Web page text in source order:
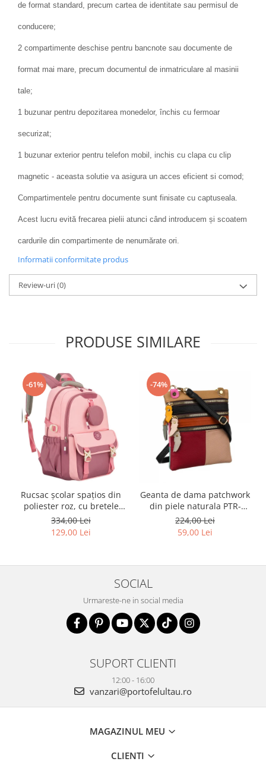
de format standard, precum cartea de identitate sau permisul de
conducere;
2 compartimente deschise pentru bancnote sau documente de
format mai mare, precum documentul de inmatriculare al masinii
tale;
1 buzunar pentru depozitarea monedelor, închis cu fermoar
securizat;
1 buzunar exterior pentru telefon mobil, inchis cu clapa cu clip
magnetic - aceasta solutie va asigura un acces eficient si comod;
Compartimentele pentru documente sunt finisate cu captuseala.
Acest lucru evită frecarea pielii atunci când introducem și scoatem
cardurile din compartimente de nenumărate ori.
Informatii conformitate produs
Review-uri(0)
PRODUSE SIMILARE
-61%
Rucsac școlar spațios din
poliester roz, cu bretele
reglabile - Peterson PTR-
PTN 8610-1327 PINK
334,00 Lei
129,00 Lei
-74%
Geanta de dama patchwork
din piele naturala PTR-
1718-SKL-6922 MULTI
224,00 Lei
59,00 Lei
SOCIAL
Urmareste-ne in social media
SUPORT CLIENTI
12:00 - 16:00
vanzari@portofelultau.ro
MAGAZINUL MEU
CLIENTI